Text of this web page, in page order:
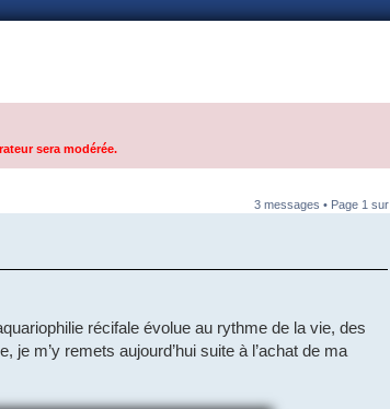
sera modérée.
3 messages • Page 1 sur
récifale évolue au rythme de la vie, des
m’y remets aujourd’hui suite à l’achat de ma